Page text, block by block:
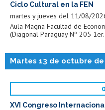
Ciclo Cultural en la FEN
martes y jueves del 11/08/
Aula Magna Facultad de
(Diagonal Paraguay Nº 205
Martes 13 de octubre de
XVI Congreso